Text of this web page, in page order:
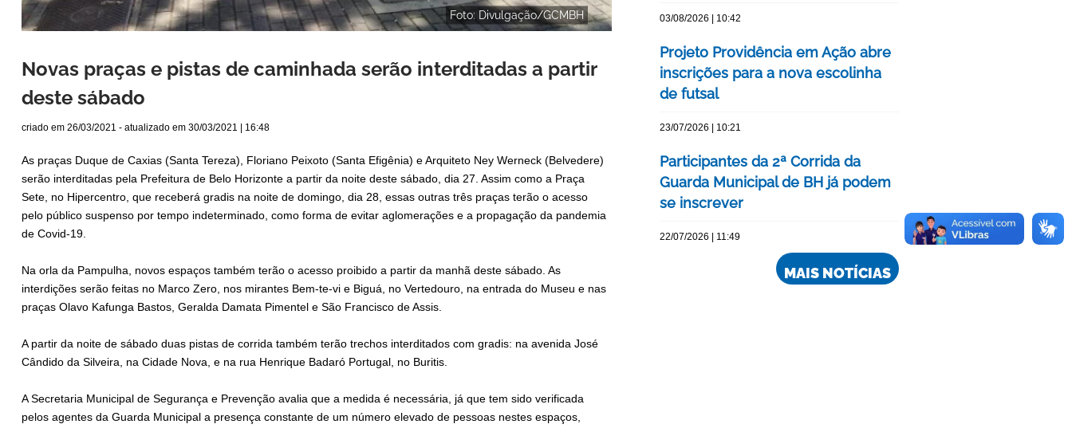
Foto: Divulgação/GCMBH
Novas praças e pistas de caminhada serão interditadas a partir
deste sábado
criado em 26/03/2021 - atualizado em 30/03/2021 | 16:48
As praças Duque de Caxias (Santa Tereza), Floriano Peixoto (Santa Efigênia) e Arquiteto Ney Werneck (Belvedere)
serão interditadas pela Prefeitura de Belo Horizonte a partir da noite deste sábado, dia 27. Assim como a Praça
Sete, no Hipercentro, que receberá gradis na noite de domingo, dia 28, essas outras três praças terão o acesso
pelo público suspenso por tempo indeterminado, como forma de evitar aglomerações e a propagação da pandemia
de Covid-19.
Na orla da Pampulha, novos espaços também terão o acesso proibido a partir da manhã deste sábado. As
interdições serão feitas no Marco Zero, nos mirantes Bem-te-vi e Biguá, no Vertedouro, na entrada do Museu e nas
praças Olavo Kafunga Bastos, Geralda Damata Pimentel e São Francisco de Assis.
A partir da noite de sábado duas pistas de corrida também terão trechos interditados com gradis: na avenida José
Cândido da Silveira, na Cidade Nova, e na rua Henrique Badaró Portugal, no Buritis.
A Secretaria Municipal de Segurança e Prevenção avalia que a medida é necessária, já que tem sido verificada
pelos agentes da Guarda Municipal a presença constante de um número elevado de pessoas nestes espaços,
03/08/2026 | 10:42
Projeto Providência em Ação abre
inscrições para a nova escolinha
de futsal
23/07/2026 | 10:21
Participantes da 2ª Corrida da
Guarda Municipal de BH já podem
se inscrever
22/07/2026 | 11:49
MAIS NOTÍCIAS